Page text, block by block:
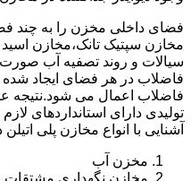
فضای داخلی مخزن را به چند
مخازن سپتیک تانک،مخازن
سیالات و روند تصفیه آب
فاضلاب در هر فضای ایجاد
فاضلاب اعمال می شود.نتیجه
تولیدی دارای استانداردهای
آشنایی با انواع مخازن پلی
مخزن آب
مخازن نگهداری مشتقات